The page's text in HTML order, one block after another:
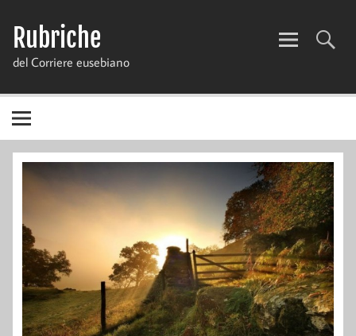
contentRubriche
del Corriere eusebiano